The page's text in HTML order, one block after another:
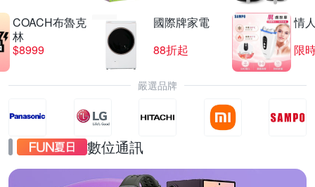
COACH布魯克
林
$8999
國際牌家電
88折起
情
限
嚴選品牌
數位通訊